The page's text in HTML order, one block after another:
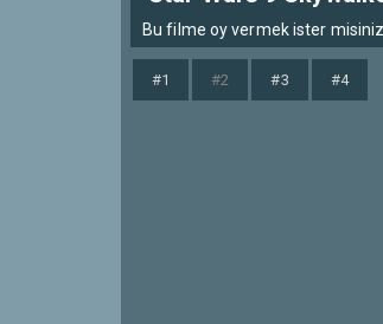
Bu filme oy vermek ister
#1 #2 #3 #4